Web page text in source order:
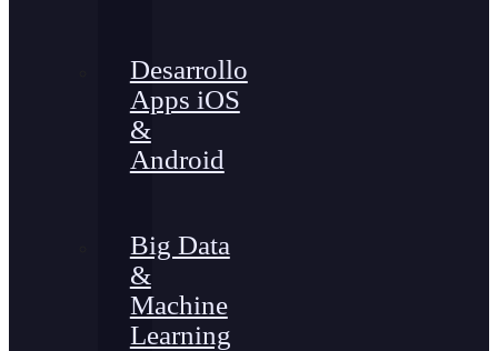
Desarrollo
Apps iOS
&
Android
Big Data
&
Machine
Learning